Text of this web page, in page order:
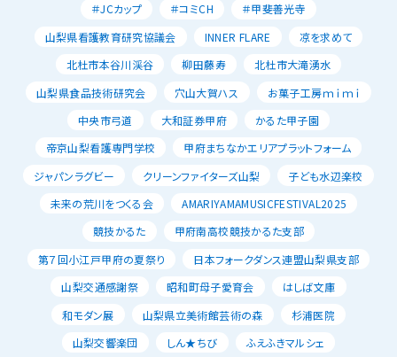
＃JCカップ
＃コミCH
＃甲斐善光寺
山梨県看護教育研究協議会
INNER FLARE
凉を求めて
北杜市本谷川渓谷
柳田藤寿
北杜市大滝湧水
山梨県食品技術研究会
穴山大賀ハス
お菓子工房ｍｉｍｉ
中央市弓道
大和証券甲府
かるた甲子園
帝京山梨看護専門学校
甲府まちなかエリアプラットフォーム
ジャパンラグビー
クリーンファイターズ山梨
子ども水辺楽校
未来の荒川をつくる会
AMARIYAMAMUSICFESTIVAL2025
競技かるた
甲府南高校競技かるた支部
第７回小江戸甲府の夏祭り
日本フォークダンス連盟山梨県支部
山梨交通感謝祭
昭和町母子愛育会
はしば文庫
和モダン展
山梨県立美術館芸術の森
杉浦医院
山梨交響楽団
しん★ちび
ふえふきマルシェ